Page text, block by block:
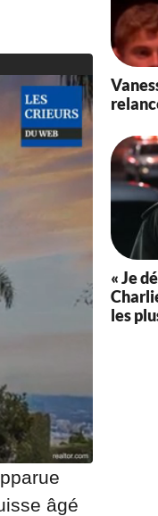
âgé
« Je
les